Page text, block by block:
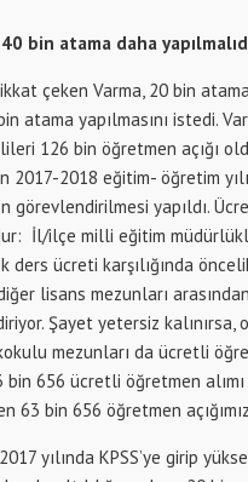
bin atama daha
çeken Varma, 20 bin
atama yapılmasını istedi.
126 bin öğretmen açığı
2017-2018 eğitim- öğretim
görevlendirilmesi yapıldı.
İl/ilçe milli eğitim
ders ücreti karşılığında
lisans mezunları
Şayet yetersiz kalınırsa,
mezunları da ücretli
bin 656 ücretli öğretmen
63 bin 656 öğretmen
yılında KPSS’ye girip